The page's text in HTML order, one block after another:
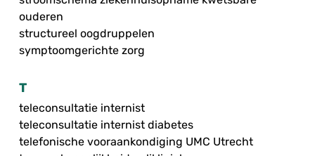
ouderen
structureel oogdruppelen
symptoomgerichte zorg
T
teleconsultatie internist
teleconsultatie internist diabetes
telefonische vooraankondiging UMC Utrecht